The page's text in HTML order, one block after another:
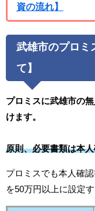
資の流れ】
武雄市のプロミ
て】
プロミスに武雄市の
けます。
原則、必要書類は本
プロミスでも本人確
を50万円以上に設定